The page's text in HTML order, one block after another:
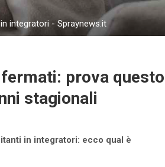
integratori - Spraynews.it
prova questo
stagionali
in integratori: ecco qual è